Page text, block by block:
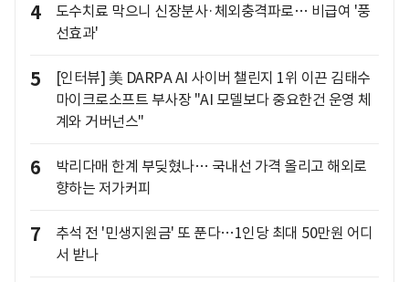
4
도수치료 막으니 신장분사·체외충격파로… 비급여 '풍
선효과'
5
[인터뷰] 美 DARPA AI 사이버 챌린지 1위 이끈 김태수
마이크로소프트 부사장 "AI 모델보다 중요한건 운영 체
계와 거버넌스"
6
박리다매 한계 부딪혔나… 국내선 가격 올리고 해외로
향하는 저가커피
7
추석 전 '민생지원금' 또 푼다…1인당 최대 50만원 어디
서 받나